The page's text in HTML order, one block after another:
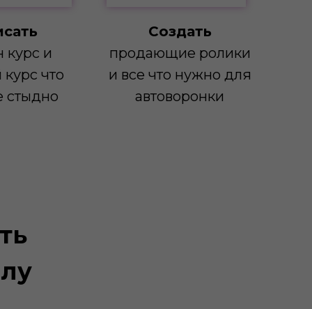
курс и
что
стыдно
Создать
продающие ролики
и все что нужно для
автоворонки